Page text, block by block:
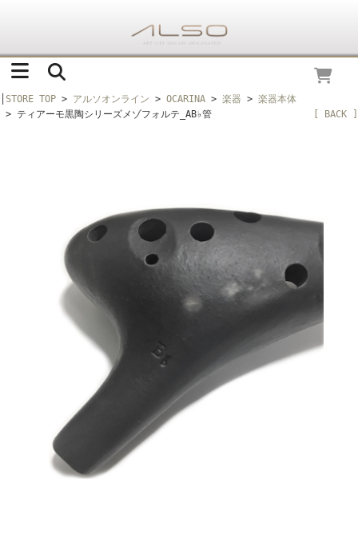
STORE TOP > アルソオンライン > OCARINA > 楽器 > 楽器本体
> ティアーモ黒陶シリーズメゾフォルテ_AB♭管
[ BACK ]